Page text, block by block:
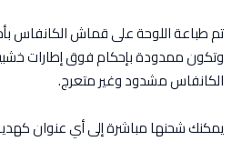
تم طباعة اللوحة على قماش الكانفاس
وتكون ممدودة بإحكام فوق إطارات
الكانفاس مشدود وغير متعرج.
يمكنك شحنها مباشرة إلى أي عنوان